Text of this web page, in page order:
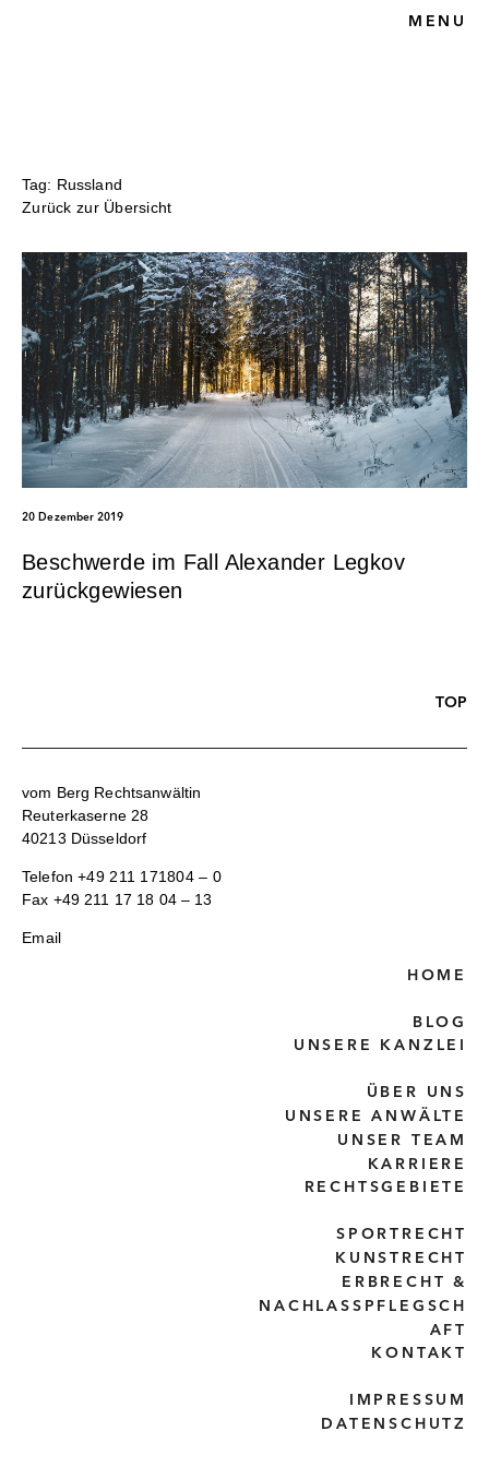
MENU
Tag: Russland
Zurück zur Übersicht
20 Dezember 2019
Beschwerde im Fall Alexander Legkov
zurückgewiesen
TOP
vom Berg Rechtsanwältin
Reuterkaserne 28
40213 Düsseldorf
Telefon+49 211 171804 – 0
Fax +49 211 17 18 04 – 13
Email
HOME
BLOG
UNSERE KANZLEI
ÜBER UNS
UNSERE ANWÄLTE
UNSER TEAM
KARRIERE
RECHTSGEBIETE
SPORTRECHT
KUNSTRECHT
ERBRECHT &
NACHLASSPFLEGSCH
AFT
KONTAKT
IMPRESSUM
DATENSCHUTZ